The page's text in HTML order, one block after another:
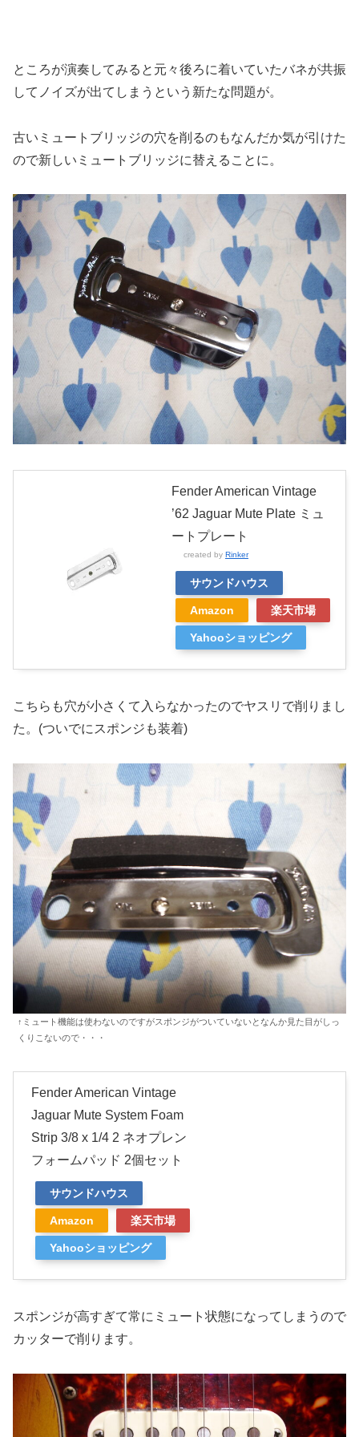
ところが演奏してみると元々後ろに着いていたバネが共振
してノイズが出てしまうという新たな問題が。
古いミュートブリッジの穴を削るのもなんだか気が引けた
ので新しいミュートブリッジに替えることに。
Fender American Vintage
’62 Jaguar Mute Plate ミュ
ートプレート
created by Rinker
サウンドハウス
Amazon 楽天市場
Yahooショッピング
こちらも穴が小さくて入らなかったのでヤスリで削りまし
た。(ついでにスポンジも装着)
↑ミュート機能は使わないのですがスポンジがついていないとなんか見た目がしっ
くりこないので・・・
Fender American Vintage
Jaguar Mute System Foam
Strip 3/8 x 1/4 2 ネオプレン
フォームパッド 2個セット
サウンドハウス
Amazon 楽天市場
Yahooショッピング
スポンジが高すぎて常にミュート状態になってしまうので
カッターで削ります。